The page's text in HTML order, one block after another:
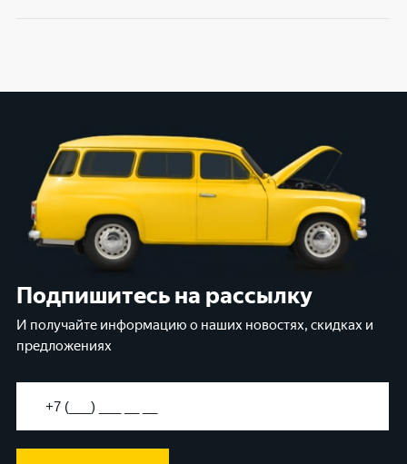
Подпишитесь на рассылку
И получайте информацию о наших новостях, скидках и
предложениях